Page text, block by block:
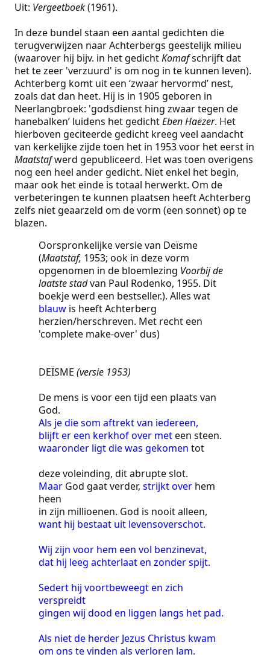
Uit: Vergeetboek(1961).
In deze bundel staan een aantal gedichten die
terugverwijzen naar Achterbergs geestelijk milieu
(waarover hij bijv. in het gedichtKomafschrijft dat
het te zeer 'verzuurd' is om nog in te kunnen leven).
Achterberg komt uit een ‘zwaar hervormd’ nest,
zoals dat dan heet. Hij is in 1905 geboren in
Neerlangbroek: 'godsdienst hing zwaar tegen de
hanebalken’ luidens het gedichtEben Haëzer. Het
hierboven geciteerde gedicht kreeg veel aandacht
van kerkelijke zijde toen het in 1953 voor het eerst in
Maatstafwerd gepubliceerd. Het was toen overigens
nog een heel ander gedicht. Niet enkel het begin,
maar ook het einde is totaal herwerkt. Om de
verbeteringen te kunnen plaatsen heeft Achterberg
zelfs niet geaarzeld om de vorm (een sonnet) op te
blazen.
Oorspronkelijke versie van Deïsme
(Maatstaf, 1953; ook in deze vorm
opgenomen in de bloemlezing Voorbij de
laatste stadvan Paul Rodenko, 1955. Dit
boekje werd een bestseller.). Alles wat
blauw is heeft Achterberg
herzien/herschreven. Met recht een
'complete make-over' dus)
DEÏSME (versie 1953)
De mens is voor een tijd een plaats van
God.
Als je die som aftrekt van iedereen,
blijft er een kerkhof over meteen steen.
waaronder ligt die was gekomen tot
deze voleinding, dit abrupte slot.
Maar God gaat verder, strijkt over hem
heen
in zijn millioenen. God is nooit alleen,
want hij bestaat uit levensoverschot.
Wij zijn voor hem een vol benzinevat,
dat hij leeg achterlaat en zonder spijt.
Sedert hij voortbeweegt en zich
verspreidt
gingen wij dood en liggen langs het pad.
Als niet de herder Jezus Christus kwam
om ons te vinden als verloren lam.